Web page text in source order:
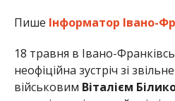
Пише Інформатор Івано-
18 травня в Івано-
неофіційна зустріч зі
військовим Віталієм